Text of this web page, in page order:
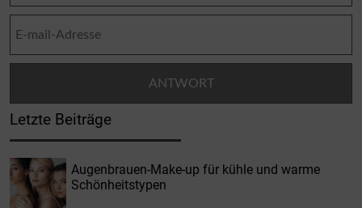
Letzte Beiträge
Augenbrauen-Make-up für kühle und warme
Schönheitstypen